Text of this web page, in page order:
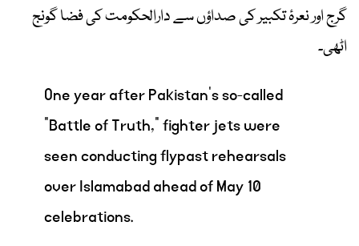
گرج اور نعرۂ تکبیر کی صداؤں سے دارالحکومت کی فضا گونج
اٹھی۔
One year after Pakistan’s so-called
“Battle of Truth,” fighter jets were
seen conducting flypast rehearsals
over Islamabad ahead of May 10
celebrations.